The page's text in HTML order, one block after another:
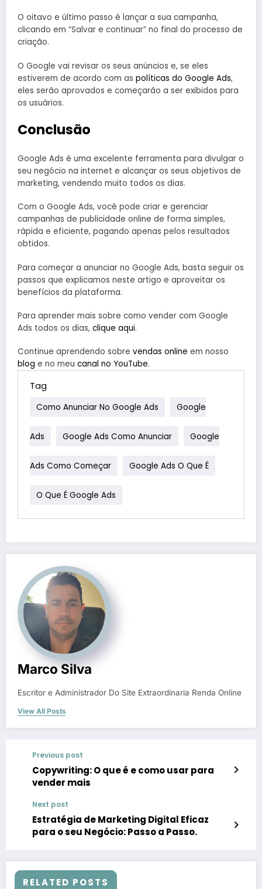
O oitavo e último passo é lançar a sua campanha,
clicando em “Salvar e continuar” no final do processo de
criação.
O Google vai revisar os seus anúncios e, se eles
estiverem de acordo com as políticas do Google Ads,
eles serão aprovados e começarão a ser exibidos para
os usuários.
Conclusão
Google Ads é uma excelente ferramenta para divulgar o
seu negócio na internet e alcançar os seus objetivos de
marketing, vendendo muito todos os dias.
Com o Google Ads, você pode criar e gerenciar
campanhas de publicidade online de forma simples,
rápida e eficiente, pagando apenas pelos resultados
obtidos.
Para começar a anunciar no Google Ads, basta seguir os
passos que explicamos neste artigo e aproveitar os
benefícios da plataforma.
Para aprender mais sobre como vender com Google
Ads todos os dias, clique aqui.
Continue aprendendo sobre vendas online em nosso
blog e no meu canal no YouTube.
Tag
Como Anunciar No Google Ads Google
Ads Google Ads Como Anunciar Google
Ads Como Começar Google Ads O Que É
O Que É Google Ads
Marco Silva
Escritor e Administrador Do Site Extraordinaria Renda Online
View All Posts
Previous post
Copywriting: O que é e como usar para
vender mais
Next post
Estratégia de Marketing Digital Eficaz
para o seu Negócio: Passo a Passo.
RELATED POSTS